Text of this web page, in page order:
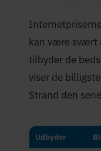
kan være svært
tilbyder de
viser de
Strand den
Udbyder